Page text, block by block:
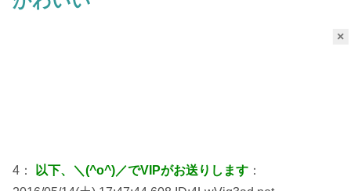
×
4： 以下、＼(^o^)／でVIPがお送りします ：